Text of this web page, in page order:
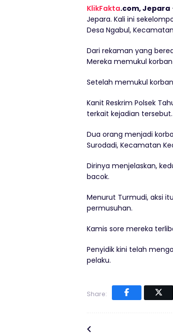
KlikFakta.com, Jepara
Jepara. Kali ini
Desa Ngabul,
Dari rekaman yang
Mereka memukul
Setelah memukul
Kanit Reskrim Polsek
terkait kejadian
Dua orang menjadi
Surodadi, Kecamatan
Dirinya menjelaskan,
bacok.
Menurut Turmudi, aksi
permusuhan.
Kamis sore mereka
Penyidik kini telah
pelaku.
Share: